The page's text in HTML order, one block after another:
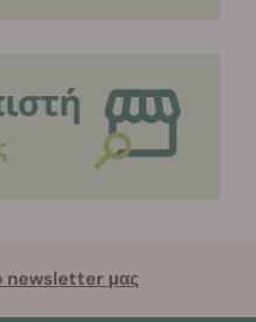
newsletter μας